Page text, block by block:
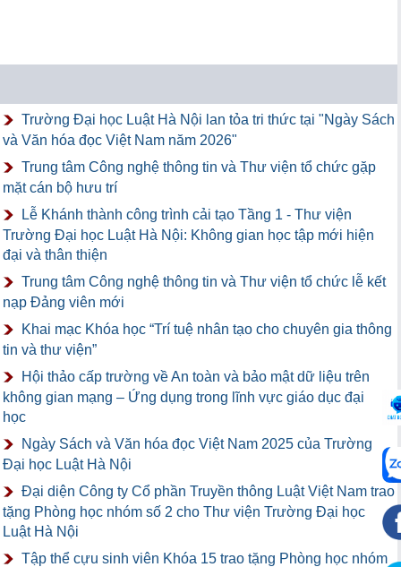
Trường Đại học Luật Hà Nội lan tỏa tri thức tại "Ngày Sách
và Văn hóa đọc Việt Nam năm 2026"
Trung tâm Công nghệ thông tin và Thư viện tổ chức gặp
mặt cán bộ hưu trí
Lễ Khánh thành công trình cải tạo Tầng 1 - Thư viện
Trường Đại học Luật Hà Nội: Không gian học tập mới hiện
đại và thân thiện
Trung tâm Công nghệ thông tin và Thư viện tổ chức lễ kết
nạp Đảng viên mới
Khai mạc Khóa học “Trí tuệ nhân tạo cho chuyên gia thông
tin và thư viện”
Hội thảo cấp trường về An toàn và bảo mật dữ liệu trên
không gian mạng – Ứng dụng trong lĩnh vực giáo dục đại
học
Ngày Sách và Văn hóa đọc Việt Nam 2025 của Trường
Đại học Luật Hà Nội
Đại diện Công ty Cổ phần Truyền thông Luật Việt Nam trao
tặng Phòng học nhóm số 2 cho Thư viện Trường Đại học
Luật Hà Nội
Tập thể cựu sinh viên Khóa 15 trao tặng Phòng học nhóm